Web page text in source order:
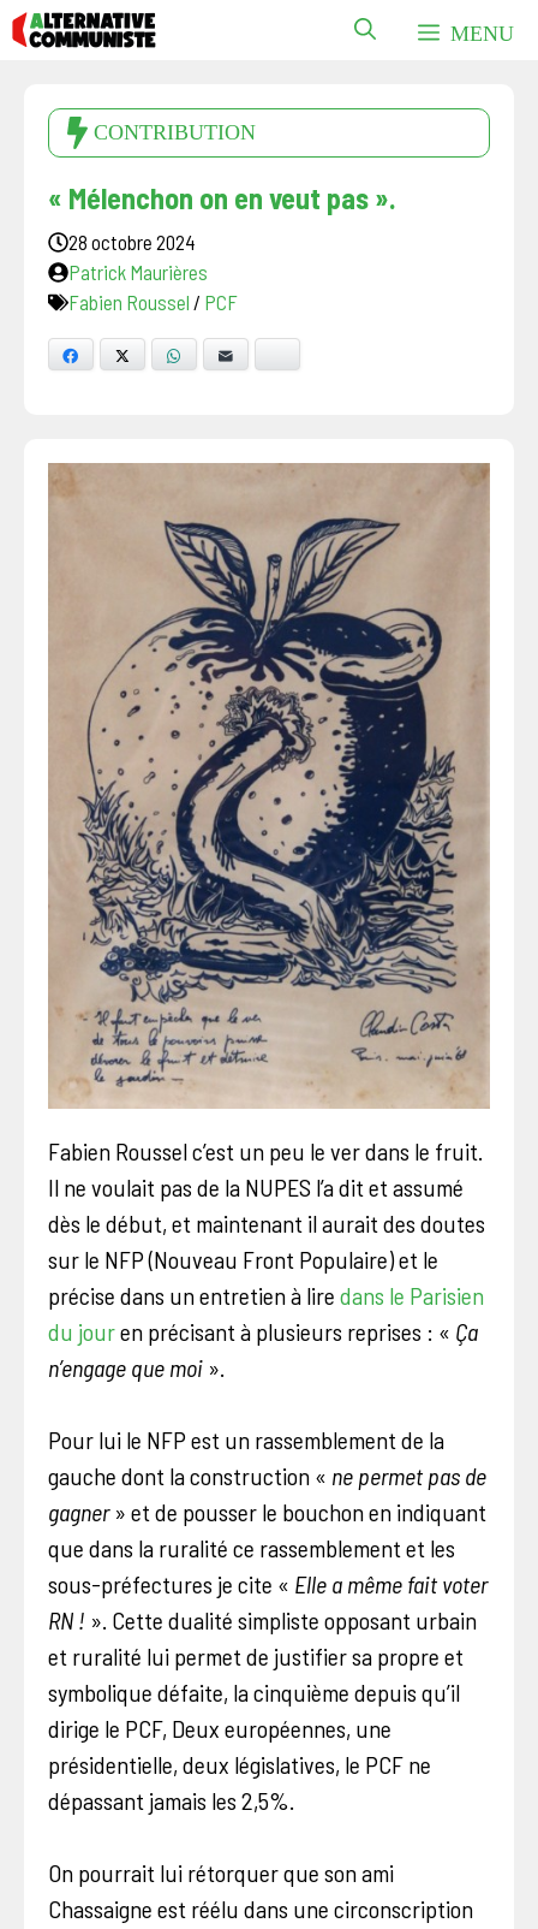
Aller
au
MENU
CONTRIBUTION
« Mélenchon on en veut pas ».
28 octobre 2024
Patrick Maurières
Fabien Roussel / PCF
Facebook WhatsApp
Fabien Roussel c’est un peu le ver dans le fruit.
Il ne voulait pas de la NUPES l’a dit et assumé
dès le début, et maintenant il aurait des doutes
sur le NFP (Nouveau Front Populaire) et le
précise dans un entretien à lire dans le Parisien
du jouren précisant à plusieurs reprises : « Ça
n’engage que moi ».
Pour lui le NFP est un rassemblement de la
gauche dont la construction « ne permet pas de
gagner» et de pousser le bouchon en indiquant
que dans la ruralité ce rassemblement et les
sous-préfectures je cite « Elle a même fait voter
RN ! ». Cette dualité simpliste opposant urbain
et ruralité lui permet de justifier sa propre et
symbolique défaite, la cinquième depuis qu’il
dirige le PCF, Deux européennes, une
présidentielle, deux législatives, le PCF ne
dépassant jamais les 2,5%.
On pourrait lui rétorquer que son ami
Chassaigne est réélu dans une circonscription